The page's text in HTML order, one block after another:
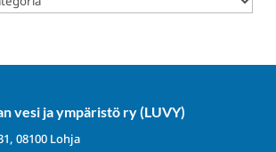
vesi ja ympäristö ry (LUVY)
08100 Lohja